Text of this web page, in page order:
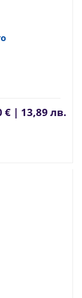
€ | 13,89 лв.